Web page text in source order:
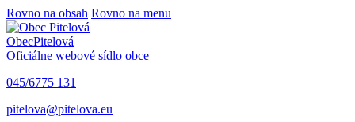
Rovno na obsah Rovno na menu
ObecPitelová
Oficiálne webové sídlo obce
045/6775 131
pitelova@pitelova.eu